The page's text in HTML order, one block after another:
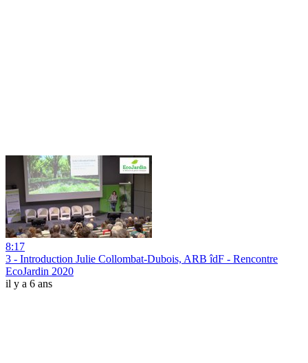
8:17
3 - Introduction Julie Collombat-Dubois, ARB îdF - Rencontre
EcoJardin 2020
il y a 6 ans